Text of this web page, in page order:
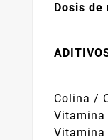
Dosis
Colina /
Vitamina
Vitamina